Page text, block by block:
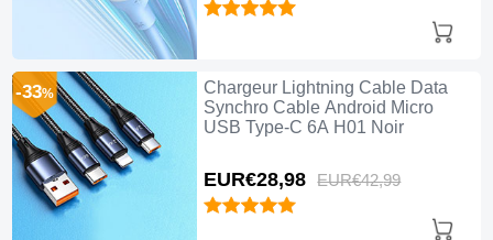
Chargeur Lightning Cable Data
Synchro Cable Android Micro
USB Type-C 6A H01 Noir
EUR€28,98 EUR€42,99
-33%